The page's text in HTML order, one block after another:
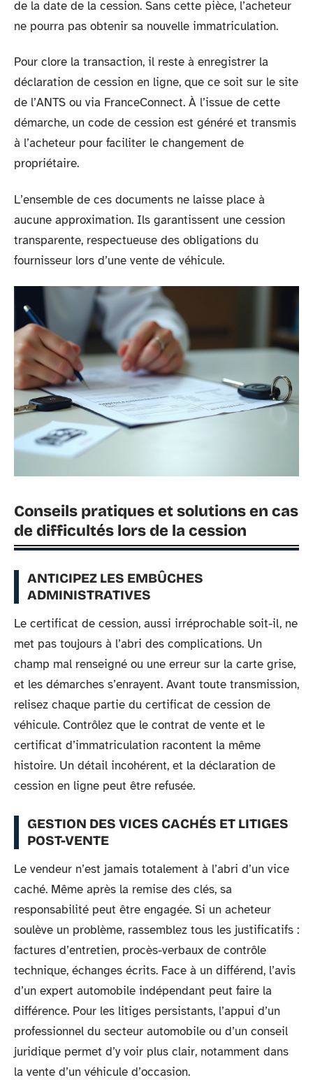
de la date de la cession. Sans cette pièce, l’acheteur
ne pourra pas obtenir sa nouvelle immatriculation.
Pour clore la transaction, il reste à enregistrer la
déclaration de cession en ligne, que ce soit sur le site
de l’ANTS ou via FranceConnect. À l’issue de cette
démarche, un code de cession est généré et transmis
à l’acheteur pour faciliter le changement de
propriétaire.
L’ensemble de ces documents ne laisse place à
aucune approximation. Ils garantissent une cession
transparente, respectueuse des obligations du
fournisseur lors d’une vente de véhicule.
Conseils pratiques et solutions en cas
de difficultés lors de la cession
ANTICIPEZ LES EMBÛCHES
ADMINISTRATIVES
Le certificat de cession, aussi irréprochable soit-il, ne
met pas toujours à l’abri des complications. Un
champ mal renseigné ou une erreur sur la carte grise,
et les démarches s’enrayent. Avant toute transmission,
relisez chaque partie du certificat de cession de
véhicule. Contrôlez que le contrat de vente et le
certificat d’immatriculation racontent la même
histoire. Un détail incohérent, et la déclaration de
cession en ligne peut être refusée.
GESTION DES VICES CACHÉS ET LITIGES
POST-VENTE
Le vendeur n’est jamais totalement à l’abri d’un vice
caché. Même après la remise des clés, sa
responsabilité peut être engagée. Si un acheteur
soulève un problème, rassemblez tous les justificatifs :
factures d’entretien, procès-verbaux de contrôle
technique, échanges écrits. Face à un différend, l’avis
d’un expert automobile indépendant peut faire la
différence. Pour les litiges persistants, l’appui d’un
professionnel du secteur automobile ou d’un conseil
juridique permet d’y voir plus clair, notamment dans
la vente d’un véhicule d’occasion.